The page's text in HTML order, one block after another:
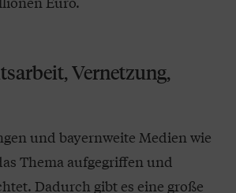
Vernetzung,
und bayernweite Medien wie
Thema aufgegriffen und
Dadurch gibt es eine große